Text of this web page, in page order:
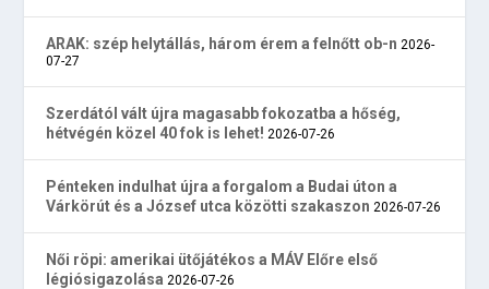
ARAK: szép helytállás, három érem a felnőtt ob-n 2026-
07-27
Szerdától vált újra magasabb fokozatba a hőség,
hétvégén közel 40 fok is lehet! 2026-07-26
Pénteken indulhat újra a forgalom a Budai úton a
Várkörút és a József utca közötti szakaszon 2026-07-26
Női röpi: amerikai ütőjátékos a MÁV Előre első
légiósigazolása 2026-07-26